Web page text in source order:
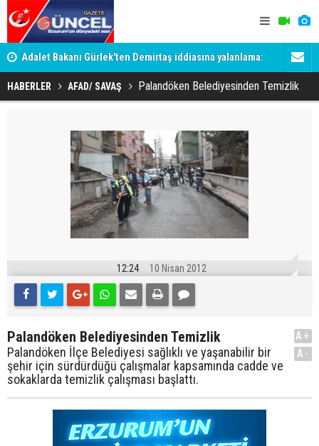
Adalet Bakanı Gürlek'ten Demirtaş iddiasına yalanlama:
Böyle bir açıklama yapmadım
Dadaş
HABERLER AFAD/ SAVAŞ Palandöken Belediyesinden Temizlik
12:24 10 Nisan 2012
Palandöken Belediyesinden Temizlik
Palandöken İlçe Belediyesi sağlıklı ve yaşanabilir bir
şehir için sürdürdüğü çalışmalar kapsamında cadde ve
sokaklarda temizlik çalışması başlattı.
A+
A-